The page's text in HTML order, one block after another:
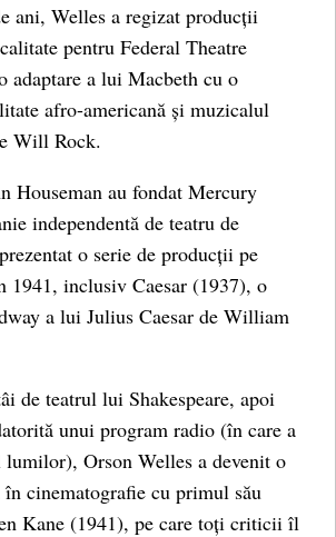
ani, Welles a regizat producții
pentru Federal Theatre
adaptare a lui Macbeth cu o
afro-americană și muzicalul
Will Rock.
Houseman au fondat Mercury
independentă de teatru de
o serie de producții pe
1941, inclusiv Caesar (1937), o
a lui Julius Caesar de William
de teatrul lui Shakespeare, apoi
unui program radio (în care a
Orson Welles a devenit o
cinematografie cu primul său
Kane (1941), pe care toți criticii îl